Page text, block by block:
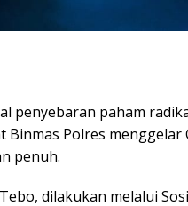
penyebaran paham
Polres menggelar
penuh.
dilakukan melalui